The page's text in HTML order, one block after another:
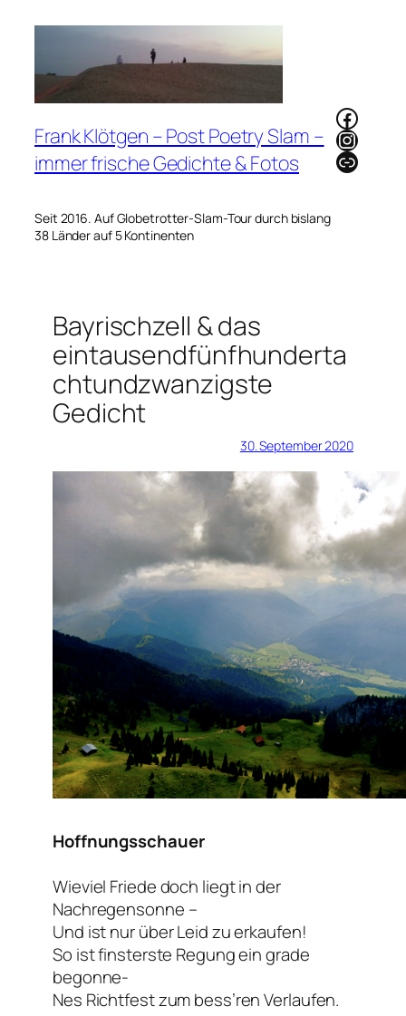
Frank Klötgen – Post Poetry Slam –
immer frische Gedichte & Fotos
Seit 2016. Auf Globetrotter-Slam-Tour durch bislang
38 Länder auf 5 Kontinenten
Link
Bayrischzell & das
eintausendfünfhunderta
chtundzwanzigste
Gedicht
30. September 2020
Hoffnungsschauer
Wieviel Friede doch liegt in der
Nachregensonne –
Und ist nur über Leid zu erkaufen!
So ist finsterste Regung ein grade
begonne-
Nes Richtfest zum bess’ren Verlaufen.